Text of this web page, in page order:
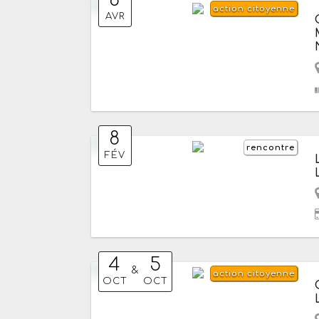
AVR
action citoyenne
8
FÉV
rencontre
4
OCT
& 5
OCT
action citoyenne